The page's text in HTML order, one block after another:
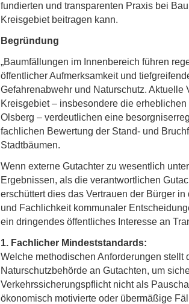
fundierten und transparenten Praxis bei
Kreisgebiet beitragen kann.
Begründung
„Baumfällungen im Innenbereich führen
öffentlicher Aufmerksamkeit und
Gefahrenabwehr und Naturschutz. Aktuelle
Kreisgebiet – insbesondere die
Olsberg – verdeutlichen eine
fachlichen Bewertung der Stand- und
Stadtbäumen.
Wenn externe Gutachter zu wesentlich
Ergebnissen, als die verantwortlichen
erschüttert dies das Vertrauen der Bürger
und Fachlichkeit kommunaler
ein dringendes öffentliches Interesse an
1. Fachlicher Mindeststandards:
Welche methodischen Anforderungen stellt
Naturschutzbehörde an Gutachten, um
Verkehrssicherungspflicht nicht als
ökonomisch motivierte oder übermäßige